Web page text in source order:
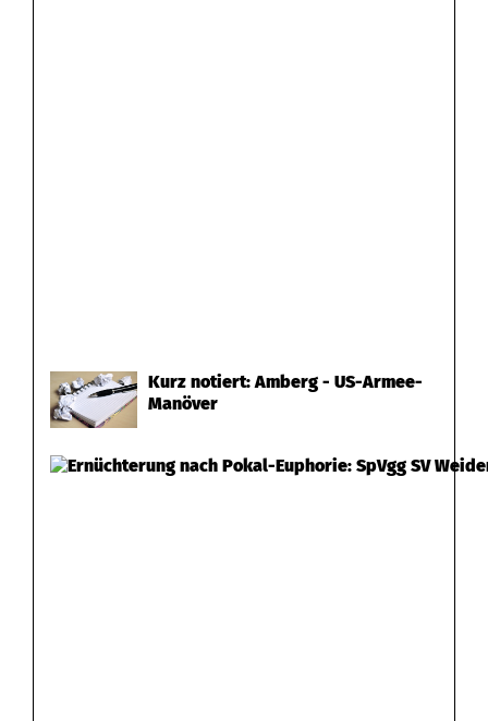
Kurz notiert: Amberg - US-Armee-
Manöver